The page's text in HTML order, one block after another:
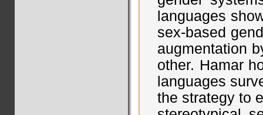
languages
sex-based
augmentation
other. Hamar
languages
the strategy to